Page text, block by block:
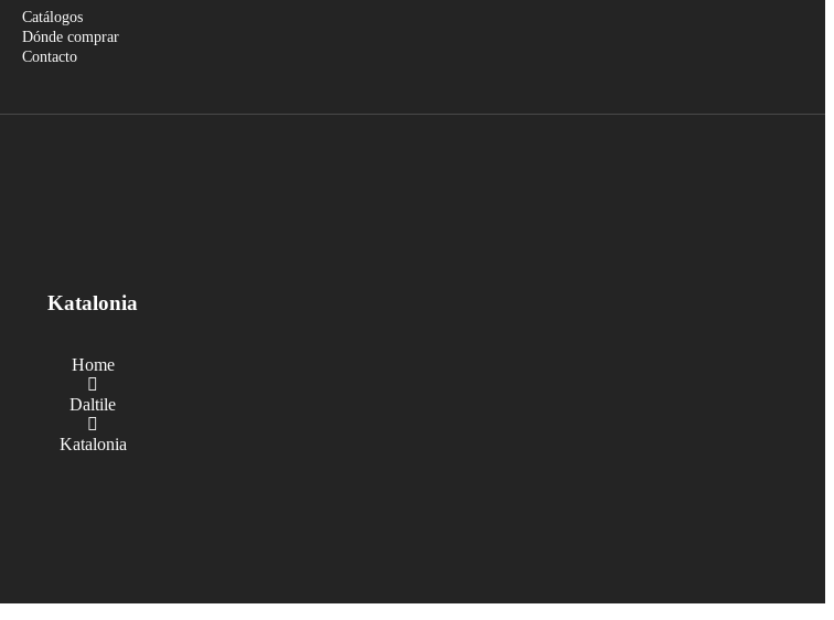
Catálogos
Dónde comprar
Contacto
Katalonia
Home
Daltile
Katalonia